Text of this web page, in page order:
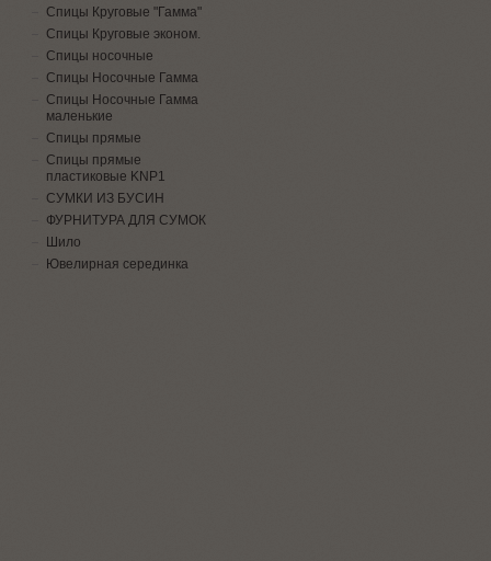
Спицы Круговые "Гамма"
Спицы Круговые эконом.
Спицы носочные
Спицы Носочные Гамма
Спицы Носочные Гамма
маленькие
Спицы прямые
Спицы прямые
пластиковые KNP1
СУМКИ ИЗ БУСИН
ФУРНИТУРА ДЛЯ СУМОК
Шило
Ювелирная серединка